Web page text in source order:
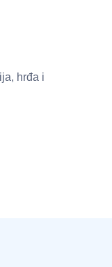
hrđa i